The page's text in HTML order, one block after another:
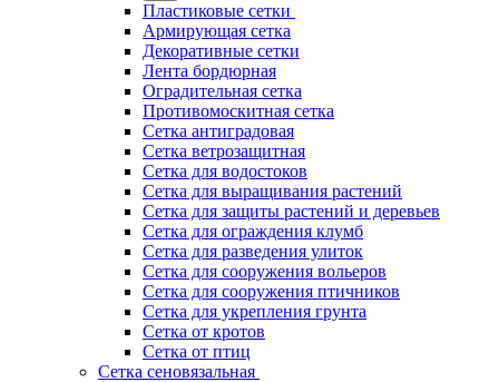
Пластиковые сетки
Армирующая сетка
Декоративные сетки
Лента бордюрная
Оградительная сетка
Противомоскитная сетка
Сетка антиградовая
Сетка ветрозащитная
Сетка для водостоков
Сетка для выращивания растений
Сетка для защиты растений и деревьев
Сетка для ограждения клумб
Сетка для разведения улиток
Сетка для сооружения вольеров
Сетка для сооружения птичников
Сетка для укрепления грунта
Сетка от кротов
Сетка от птиц
Сетка сеновязальная